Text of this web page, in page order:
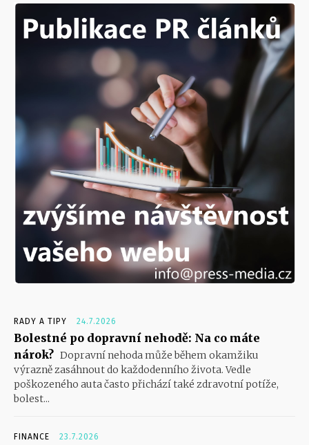
RADY A TIPY 24.7.2026
Bolestné po dopravní nehodě: Na co máte
nárok? Dopravní nehoda může během okamžiku
výrazně zasáhnout do každodenního života. Vedle
poškozeného auta často přichází také zdravotní potíže,
bolest...
FINANCE 23.7.2026